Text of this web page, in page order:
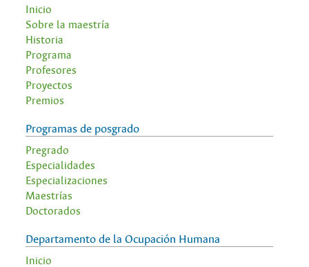
Inicio
Sobre la maestría
Historia
Programa
Profesores
Proyectos
Premios
Programas de posgrado
Pregrado
Especialidades
Especializaciones
Maestrías
Doctorados
Departamento de la Ocupación Humana
Inicio